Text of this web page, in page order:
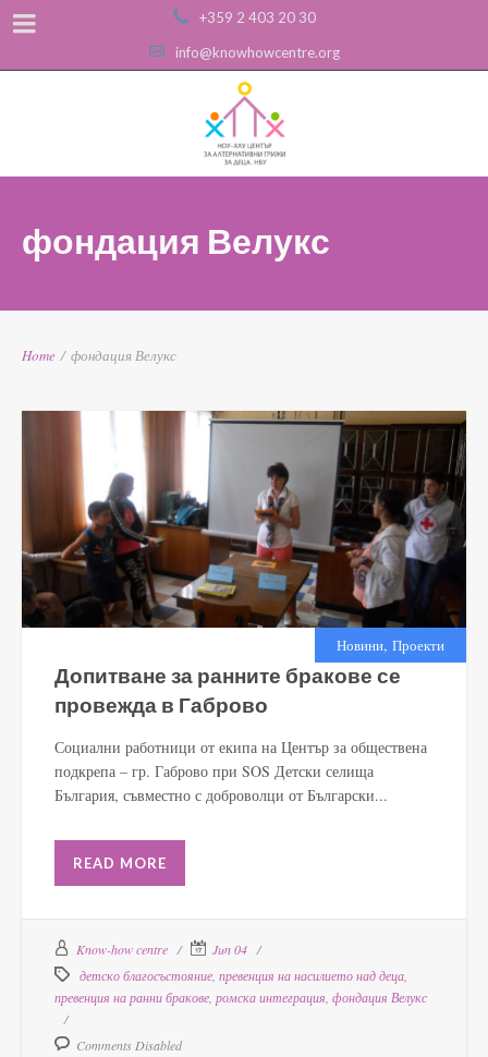
+359 2 403 20 30
info@knowhowcentre.org
фондация Велукс
Home / фондация Велукс
Новини, Проекти
Допитване за ранните бракове се
провежда в Габрово
Социални работници от екипа на Център за обществена
подкрепа – гр. Габрово при SOS Детски селища
България, съвместно с доброволци от Български...
READ MORE
Know-how centre
Jun 04
детско благосъстояние превенция на насилието над деца
превенция на ранни бракове ромска интеграция фондация Велукс
Comments Disabled